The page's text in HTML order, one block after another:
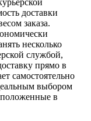
доставки
заказа.
несколько
службой,
прямо в
самостоятельно
выбором
в